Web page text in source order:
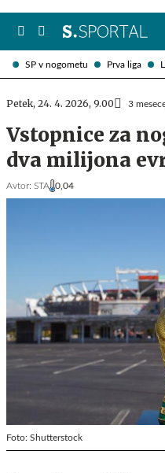
SP v nogometu Prva liga
Petek, 24. 4. 2026, 9.00 3
Vstopnice za
dva milijona
Avtor: STA 0,04
Foto: Shutterstock